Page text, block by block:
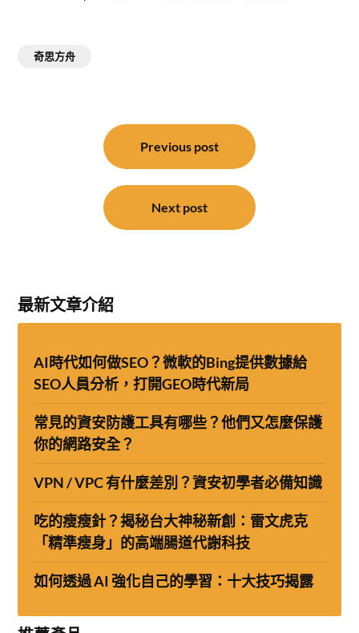
奇思方舟
Previous post
Next post
最新文章介紹
AI時代如何做SEO？微軟的Bing提供數據給
SEO人員分析，打開GEO時代新局
常見的資安防護工具有哪些？他們又怎麼保護
你的網路安全？
VPN / VPC 有什麼差別？資安初學者必備知識
吃的瘦瘦針？揭秘台大神秘新創：雷文虎克
「精準瘦身」的高端腸道代謝科技
如何透過 AI 強化自己的學習：十大技巧揭露